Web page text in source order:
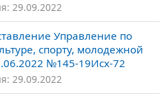
29.09.2022
Управление по
спорту, молодежной
№145-19Исх-72
29.09.2022